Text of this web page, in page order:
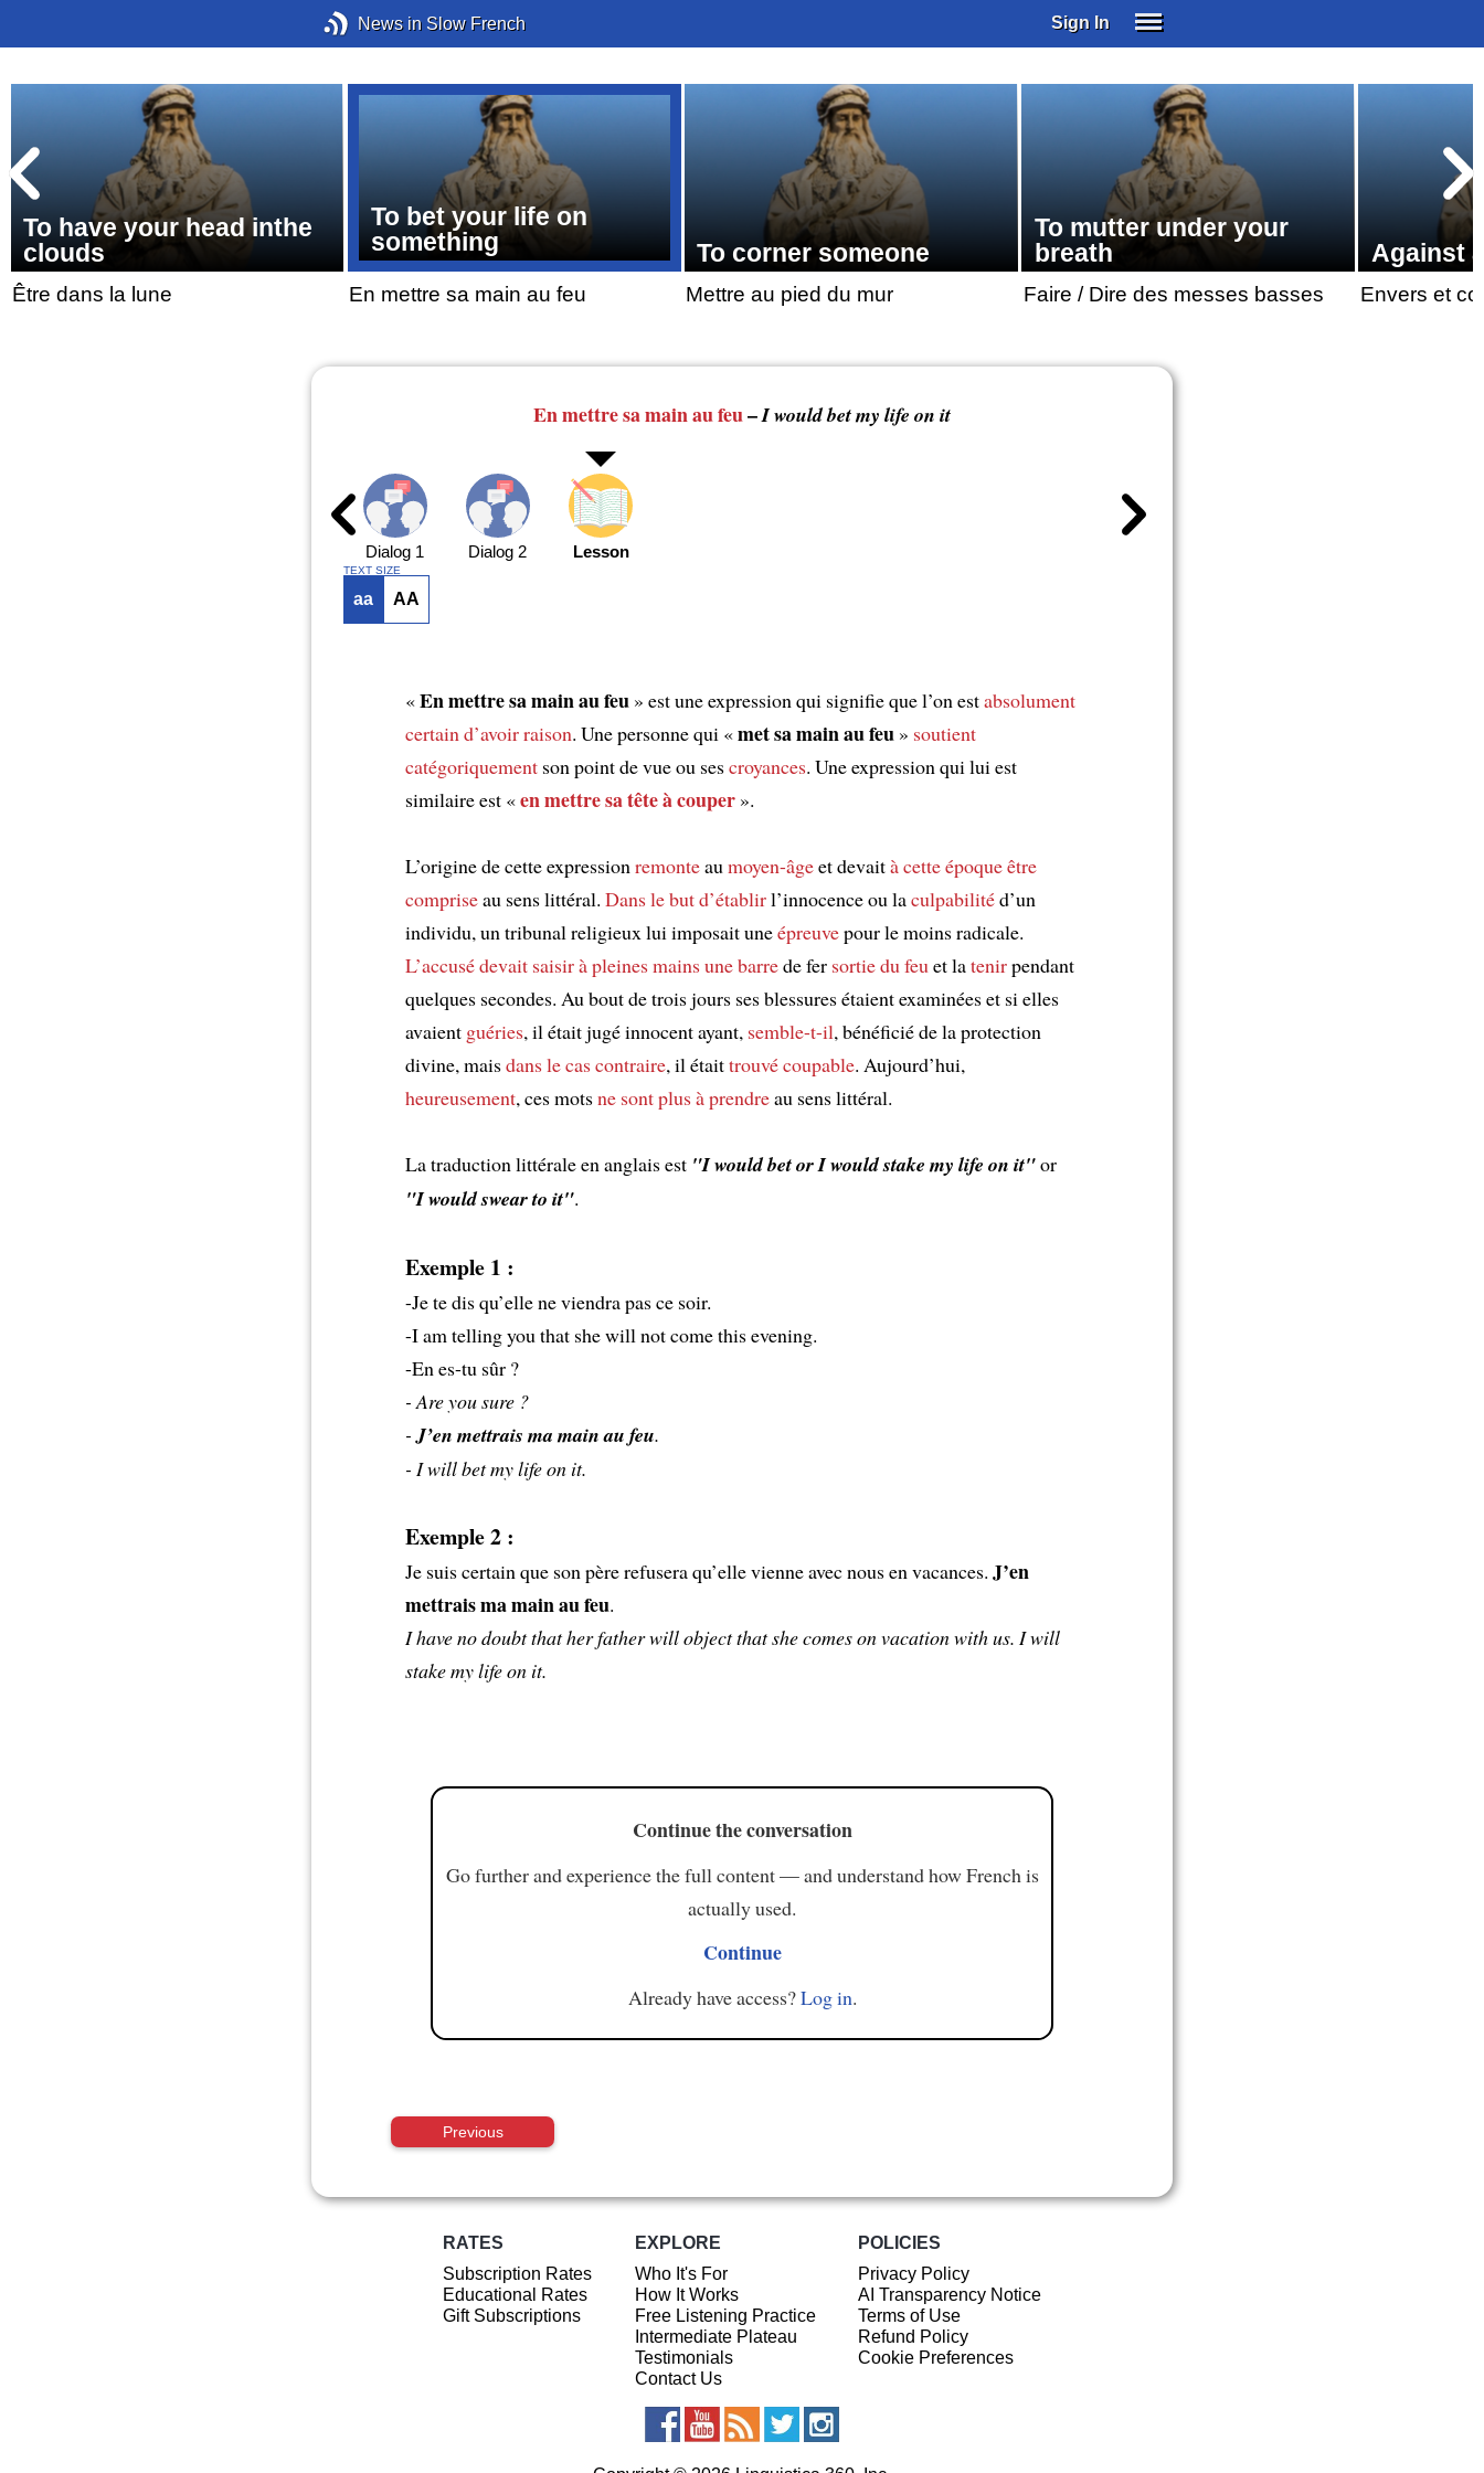
News in Slow French Sign In
SUBSCRIBE
EDUCATIONAL LICENSES
GIFT CARDS
OTHER LANGUAGES
ABOUT US
ALEXA
ADJUST COLORS
To have your head inthe
clouds
Être dans la lune
To bet your life on
something
En mettre sa main au feu
To corner someone
Mettre au pied du mur
To mutter under your
breath
Faire / Dire des messes basses
Against
Envers et
En mettresa mainau feu–I would bet my life on it
Dialog 1 Dialog 2 Lesson
TEXT SIZE
aa AA
«En mettre sa main au feu » est une expression qui signifie que l’on estabsolument
certain d’avoir raison. Une personne qui «met sa main au feu » soutient
catégoriquementson point de vue ou sescroyances. Une expression qui lui est
similaire est «en mettre sa tête à couper».
L’origine de cette expression remonteau moyen-âgeet devaità cette époqueêtre
compriseau sens littéral. Dans le butd’établirl’innocence ou laculpabilitéd’un
individu, un tribunal religieux lui imposait uneépreuvepour le moins radicale.
L’accusédevait saisirà pleines mainsune barrede fer sortie du feu et latenirpendant
quelques secondes. Au bout de trois jours ses blessures étaient examinées et si elles
avaient guéries, il était jugé innocent ayant, semble-t-il, bénéficié de la protection
divine, maisdans le cas contraire, il étaittrouvécoupable. Aujourd’hui,
heureusement, ces motsne sont plus à prendreau sens littéral.
La traduction littérale en anglais est "I would bet or I would stake my life on it"or
"I would swear to it".
Exemple 1 :
-Je te dis qu’elle ne viendra pas ce soir.
-I am telling you that she will not come this evening.
-En es-tu sûr ?
- Are you sure ?
-J’en mettrais ma main au feu.
- I will bet my life on it.
Exemple 2 :
Je suis certain que son père refusera qu’elle vienne avec nous en vacances. J’en
mettrais ma main au feu.
I have no doubt that her father will object that she comes on vacation with us. I will
stake my life on it.
Continue the conversation
Go further and experience the full content — and understand how French is
actually used.
Continue
Already have access?Log in.
Previous
RATES
Subscription Rates
Educational Rates
Gift Subscriptions
EXPLORE
Who It's For
How It Works
Free Listening Practice
Intermediate Plateau
Testimonials
Contact Us
POLICIES
Privacy Policy
AI Transparency Notice
Terms of Use
Refund Policy
Cookie Preferences